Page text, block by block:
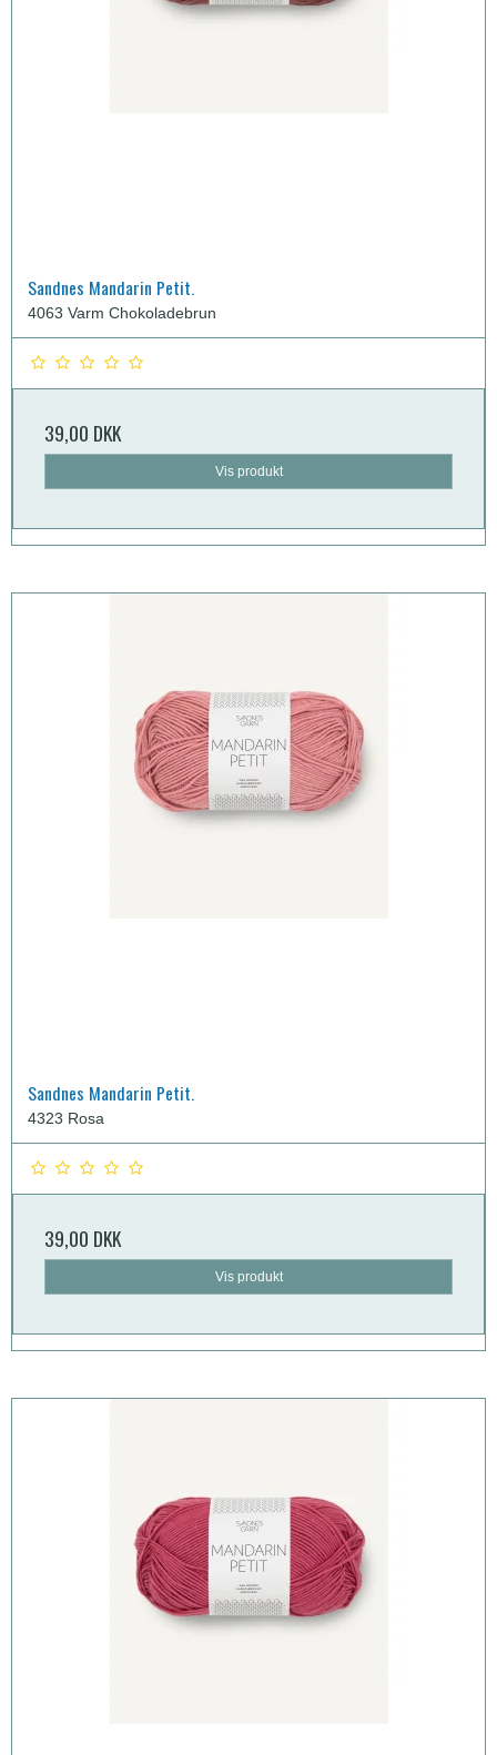
Sandnes Mandarin Petit.
4063 Varm Chokoladebrun
39,00 DKK
Vis produkt
Sandnes Mandarin Petit.
4323 Rosa
39,00 DKK
Vis produkt